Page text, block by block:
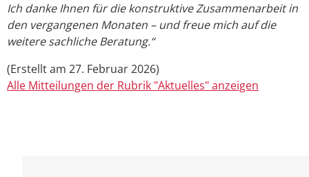
Ich danke Ihnen für die konstruktive Zusammenarbeit in
den vergangenen Monaten – und freue mich auf die
weitere sachliche Beratung.“
(Erstellt am 27. Februar 2026)
Alle Mitteilungen der Rubrik "Aktuelles" anzeigen